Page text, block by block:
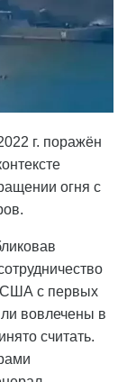
г. поражён
огня с
США с первых
вовлечены в
считать.